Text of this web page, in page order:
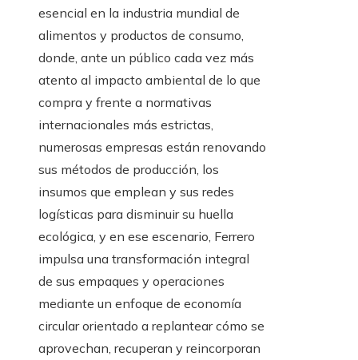
esencial en la industria mundial de
alimentos y productos de consumo,
donde, ante un público cada vez más
atento al impacto ambiental de lo que
compra y frente a normativas
internacionales más estrictas,
numerosas empresas están renovando
sus métodos de producción, los
insumos que emplean y sus redes
logísticas para disminuir su huella
ecológica, y en ese escenario, Ferrero
impulsa una transformación integral
de sus empaques y operaciones
mediante un enfoque de economía
circular orientado a replantear cómo se
aprovechan, recuperan y reincorporan